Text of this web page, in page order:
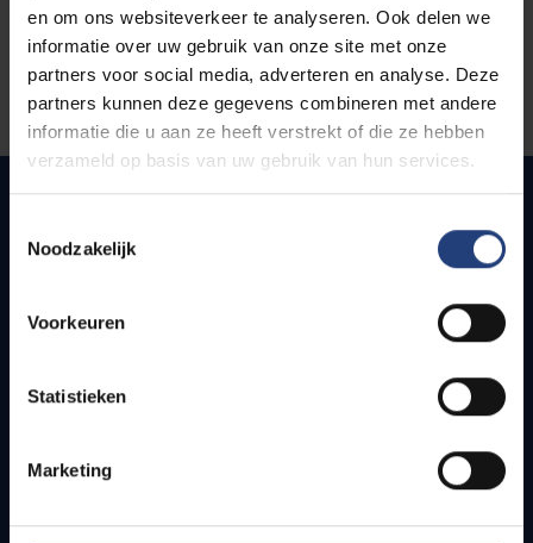
en om ons websiteverkeer te analyseren. Ook delen we
informatie over uw gebruik van onze site met onze
partners voor social media, adverteren en analyse. Deze
partners kunnen deze gegevens combineren met andere
informatie die u aan ze heeft verstrekt of die ze hebben
verzameld op basis van uw gebruik van hun services.
Noodzakelijk
Voorkeuren
Statistieken
Marketing
Snel naar
Bereikbaarheid